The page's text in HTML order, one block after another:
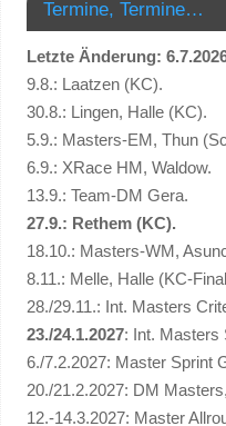
Termine, Termine…
Letzte Änderung:
9.8.: Laatzen (KC).
30.8.: Lingen, Halle (KC).
5.9.: Masters-EM, Thun
6.9.: XRace HM, Waldow.
13.9.: Team-DM Gera.
27.9.: Rethem (KC).
18.10.: Masters-WM,
8.11.: Melle, Halle (KC-
28./29.11.: Int. Masters
23./24.1.2027: Int. Masters
6./7.2.2027: Master Sprint
20./21.2.2027: DM
12.-14.3.2027: Master